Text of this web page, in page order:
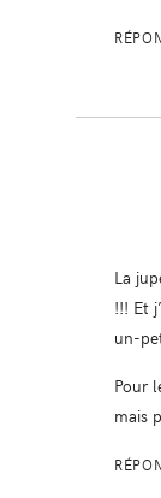
La
!!! Et
un-
Pour
mais